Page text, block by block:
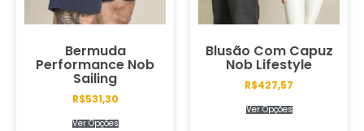
Bermuda
Performance Nob
Sailing
R$531,30
Ver Opções
Blusão Com Capuz
Nob Lifestyle
R$427,57
Ver Opções